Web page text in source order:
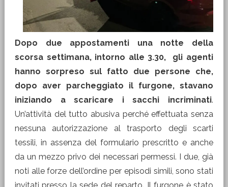
Dopo due appostamenti una notte della
scorsa settimana, intorno alle 3.30, gli agenti
hanno sorpreso sul fatto due persone che,
dopo aver parcheggiato il furgone, stavano
iniziando a scaricare i sacchi incriminati.
Un’attività del tutto abusiva perché effettuata senza
nessuna autorizzazione al trasporto degli scarti
tessili, in assenza del formulario prescritto e anche
da un mezzo privo dei necessari permessi. I due, già
noti alle forze dell’ordine per episodi simili, sono stati